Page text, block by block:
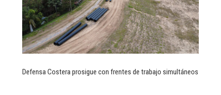
Defensa Costera prosigue con frentes de trabajo simultáneos